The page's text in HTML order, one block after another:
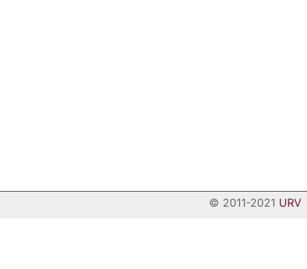
© 2011-2021 URV